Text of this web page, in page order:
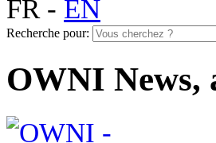
FR- EN
Recherche pour:
OWNI News,